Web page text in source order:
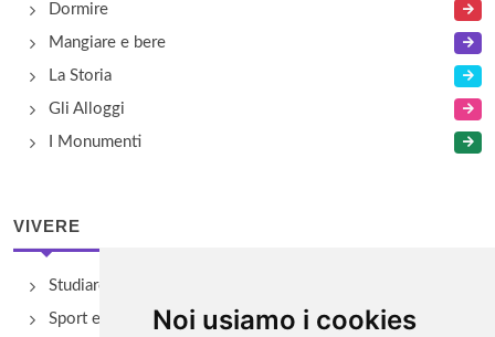
Noi usiamo i cookies
Dormire
Mangiare e bere
La Storia
Gli Alloggi
I Monumenti
VIVERE
Studiare
Sport e Benessere